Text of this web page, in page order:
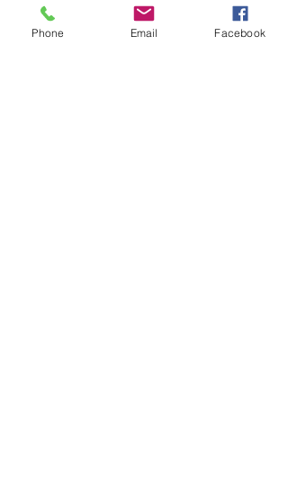
Ouest, Sherbrooke)
Merci d'utiliser le stationnement de
Phone Email Facebook